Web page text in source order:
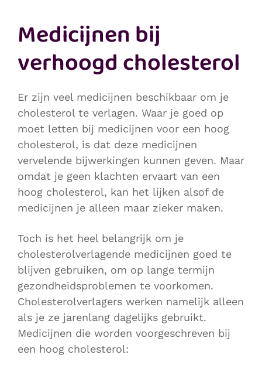
Medicijnen bij
verhoogd cholesterol
Er zijn veel medicijnen beschikbaar om je
cholesterol te verlagen. Waar je goed op
moet letten bij medicijnen voor een hoog
cholesterol, is dat deze medicijnen
vervelende bijwerkingen kunnen geven. Maar
omdat je geen klachten ervaart van een
hoog cholesterol, kan het lijken alsof de
medicijnen je alleen maar zieker maken.
Toch is het heel belangrijk om je
cholesterolverlagende medicijnen goed te
blijven gebruiken, om op lange termijn
gezondheidsproblemen te voorkomen.
Cholesterolverlagers werken namelijk alleen
als je ze jarenlang dagelijks gebruikt.
Medicijnen die worden voorgeschreven bij
een hoog cholesterol: